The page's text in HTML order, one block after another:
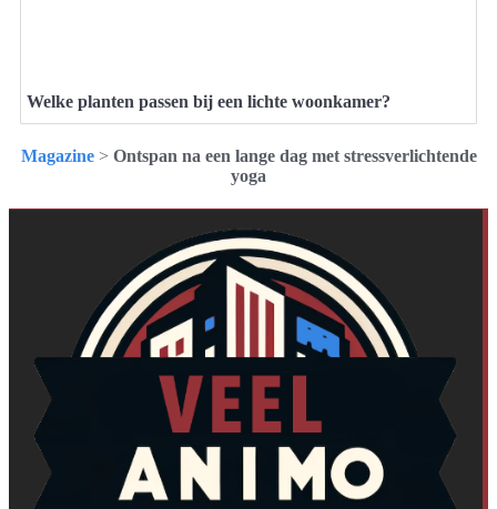
Welke planten passen bij een lichte woonkamer?
Magazine> Ontspan na een lange dag met stressverlichtende
yoga